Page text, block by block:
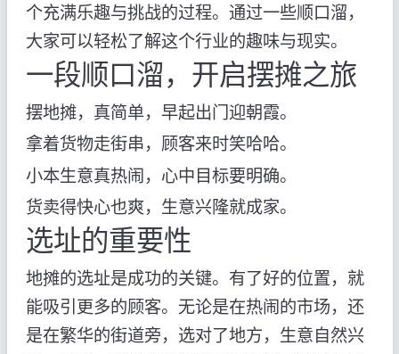
个充满乐趣与挑战的过程。通过一些顺口溜，
大家可以轻松了解这个行业的趣味与现实。
一段顺口溜，开启摆摊之旅
摆地摊，真简单，早起出门迎朝霞。
拿着货物走街串，顾客来时笑哈哈。
小本生意真热闹，心中目标要明确。
货卖得快心也爽，生意兴隆就成家。
选址的重要性
地摊的选址是成功的关键。有了好的位置，就
能吸引更多的顾客。无论是在热闹的市场，还
是在繁华的街道旁，选对了地方，生意自然兴